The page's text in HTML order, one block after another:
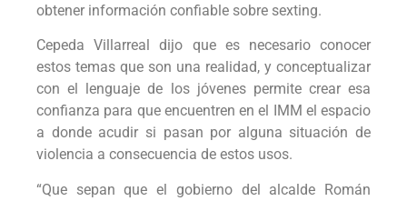
obtener información confiable sobre sexting.
Cepeda Villarreal dijo que es necesario conocer
estos temas que son una realidad, y conceptualizar
con el lenguaje de los jóvenes permite crear esa
confianza para que encuentren en el IMM el espacio
a donde acudir si pasan por alguna situación de
violencia a consecuencia de estos usos.
“Que sepan que el gobierno del alcalde Román